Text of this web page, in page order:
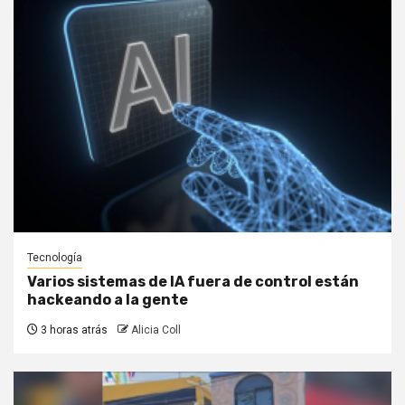
Tecnología
Varios sistemas de IA fuera de control están
hackeando a la gente
3 horas atrás Alicia Coll